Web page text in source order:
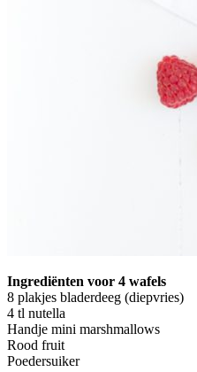
Ingrediënten voor 4 wafels
8 plakjes bladerdeeg (diepvries)
4 tl nutella
Handje mini marshmallows
Rood fruit
Poedersuiker